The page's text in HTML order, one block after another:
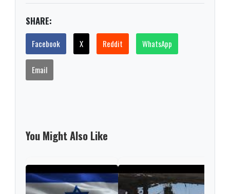
SHARE:
Facebook X Reddit WhatsApp
Email
You Might Also Like